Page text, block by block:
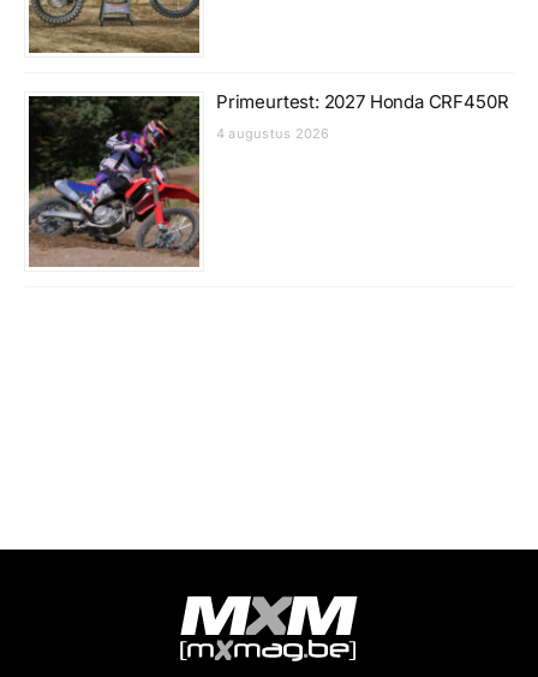
Primeurtest: 2027 Honda CRF450R
4 augustus 2026